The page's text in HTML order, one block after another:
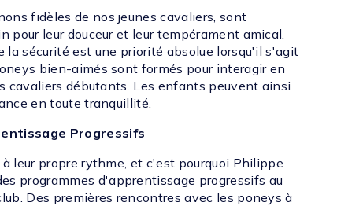
fidèles de nos jeunes cavaliers, sont
pour leur douceur et leur tempérament amical.
la sécurité est une priorité absolue lorsqu'il s'agit
bien-aimés sont formés pour interagir en
cavaliers débutants. Les enfants peuvent ainsi
en toute tranquillité.
Progressifs
leur propre rythme, et c'est pourquoi Philippe
programmes d'apprentissage progressifs au
Des premières rencontres avec les poneys à